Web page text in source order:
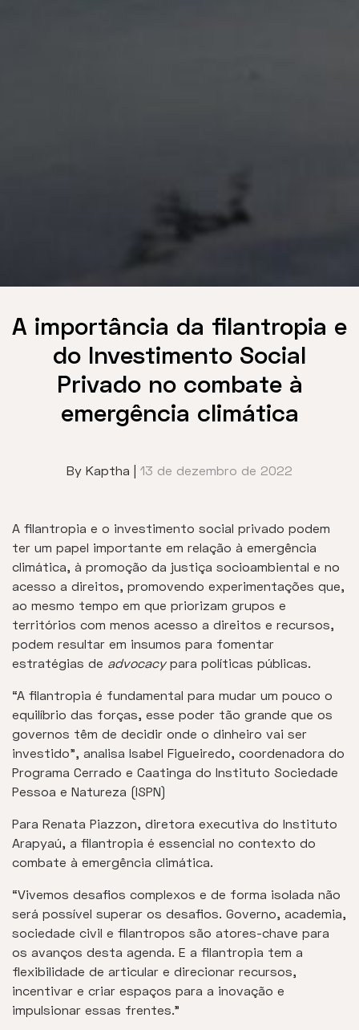
A importância da filantropia e
do Investimento Social
Privado no combate à
emergência climática
By Kaptha | 13 de dezembro de 2022
A filantropia e o investimento social privado podem
ter um papel importante em relação à emergência
climática, à promoção da justiça socioambiental e no
acesso a direitos, promovendo experimentações que,
ao mesmo tempo em que priorizam grupos e
territórios com menos acesso a direitos e recursos,
podem resultar em insumos para fomentar
estratégias de advocacypara políticas públicas.
“A filantropia é fundamental para mudar um pouco o
equilíbrio das forças, esse poder tão grande que os
governos têm de decidir onde o dinheiro vai ser
investido”, analisa Isabel Figueiredo, coordenadora do
Programa Cerrado e Caatinga do Instituto Sociedade
Pessoa e Natureza (ISPN)
Para Renata Piazzon, diretora executiva do Instituto
Arapyaú, a filantropia é essencial no contexto do
combate à emergência climática.
“Vivemos desafios complexos e de forma isolada não
será possível superar os desafios. Governo, academia,
sociedade civil e filantropos são atores-chave para
os avanços desta agenda. E a filantropia tem a
flexibilidade de articular e direcionar recursos,
incentivar e criar espaços para a inovação e
impulsionar essas frentes.”